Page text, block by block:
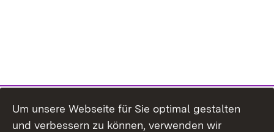
Um unsere Webseite für Sie optimal gestalten
und verbessern zu können, verwenden wir